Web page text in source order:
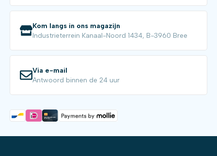
Kom langs in ons magazijn
Industrieterrein Kanaal-Noord 1434, B-3960 Bree
Via e-mail
Antwoord binnen de 24 uur